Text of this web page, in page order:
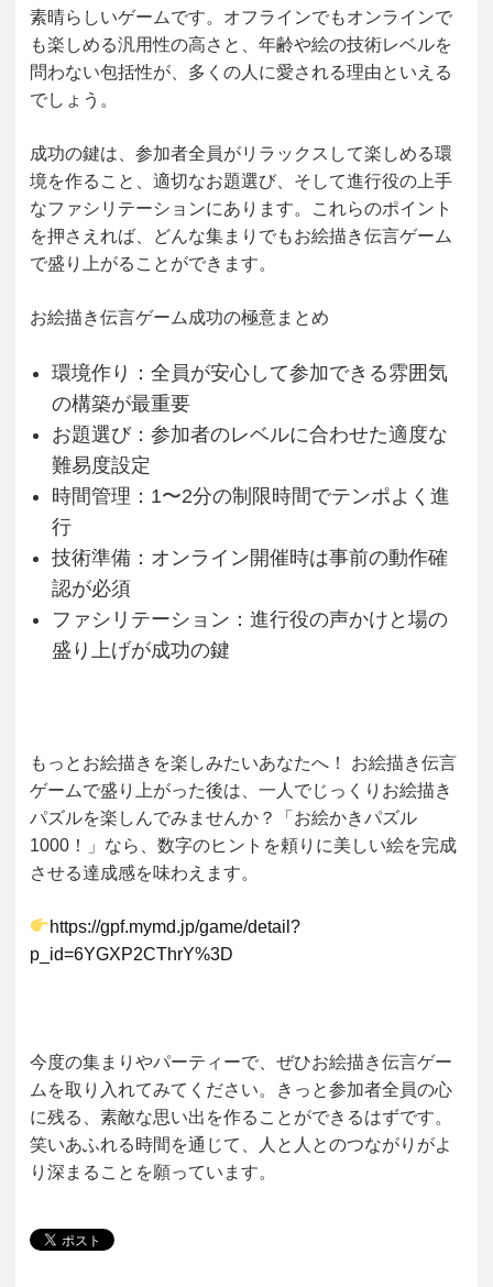
素晴らしいゲームです。オフラインでもオンラインで
も楽しめる汎用性の高さと、年齢や絵の技術レベルを
問わない包括性が、多くの人に愛される理由といえる
でしょう。
成功の鍵は、参加者全員がリラックスして楽しめる環
境を作ること、適切なお題選び、そして進行役の上手
なファシリテーションにあります。これらのポイント
を押さえれば、どんな集まりでもお絵描き伝言ゲーム
で盛り上がることができます。
お絵描き伝言ゲーム成功の極意まとめ
環境作り ：全員が安心して参加できる雰囲気
の構築が最重要
お題選び：参加者のレベルに合わせた適度な
難易度設定
時間管理 ：1〜2分の制限時間でテンポよく進
行
技術準備 ：オンライン開催時は事前の動作確
認が必須
ファシリテーション ：進行役の声かけと場の
盛り上げが成功の鍵
もっとお絵描きを楽しみたいあなたへ！
お絵描き伝言
ゲームで盛り上がった後は、一人でじっくりお絵描き
パズルを楽しんでみませんか？「お絵かきパズル
1000！」なら、数字のヒントを頼りに美しい絵を完成
させる達成感を味わえます。
https://gpf.mymd.jp/game/detail?
p_id=6YGXP2CThrY%3D
今度の集まりやパーティーで、ぜひお絵描き伝言ゲー
ムを取り入れてみてください。きっと参加者全員の心
に残る、素敵な思い出を作ることができるはずです。
笑いあふれる時間を通じて、人と人とのつながりがよ
り深まることを願っています。